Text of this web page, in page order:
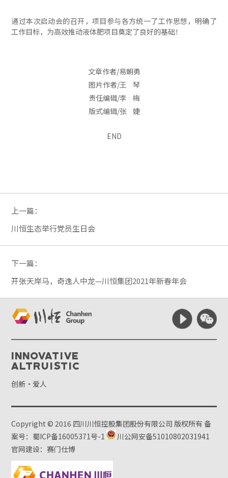
通过本次启动会的召开，项目参与各方统一了工作思想，明确了
工作目标，为高效推动液体肥项目奠定了良好的基础！
文章作者/易朝勇
图片作者/王 琴
责任编辑/李 梅
版式编辑/张 婕
END
上一篇：
川恒生态举行党员生日会
下一篇：
开张天岸马，奇逸人中龙—川恒集团2021年新春年会
Innovative
Altruistic
创新·爱人
Copyright © 2016 四川川恒控股集团股份有限公司 版权所有备
案号：蜀ICP备16005371号-1
川公网安备51010802031941
官网建设：赛门仕博